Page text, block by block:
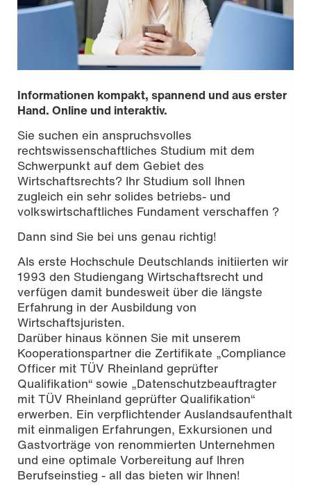
Foto: Melanie Billian
Informationen kompakt, spannend und aus erster
Hand. Online und interaktiv.
Sie suchen ein anspruchsvolles
rechtswissenschaftliches Studium mit dem
Schwerpunkt auf dem Gebiet des
Wirtschaftsrechts? Ihr Studium soll Ihnen
zugleich ein sehr solides betriebs- und
volkswirtschaftliches Fundament verschaffen ?
Dann sind Sie bei uns genau richtig!
Als erste Hochschule Deutschlands initiierten wir
1993 den Studiengang Wirtschaftsrecht und
verfügen damit bundesweit über die längste
Erfahrung in der Ausbildung von
Wirtschaftsjuristen.
Darüber hinaus können Sie mit unserem
Kooperationspartner die Zertifikate „Compliance
Officer mit TÜV Rheinland geprüfter
Qualifikation“ sowie „Datenschutzbeauftragter
mit TÜV Rheinland geprüfter Qualifikation“
erwerben. Ein verpflichtender Auslandsaufenthalt
mit einmaligen Erfahrungen, Exkursionen und
Gastvorträge von renommierten Unternehmen
und eine optimale Vorbereitung auf Ihren
Berufseinstieg - all das bieten wir Ihnen!